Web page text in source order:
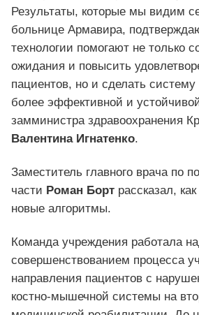
Результаты, которые мы видим
больнице Армавира,
технологии помогают не только
ожидания и повысить
пациентов, но и сделать систему
более эффективной и
замминистра здравоохранения
Валентина Игнатенко.
Заместитель главного врача по
части Роман Борт рассказал,
новые алгоритмы.
Команда учреждения работала
совершенствованием процесса
направления пациентов с
костно-мышечной системы на